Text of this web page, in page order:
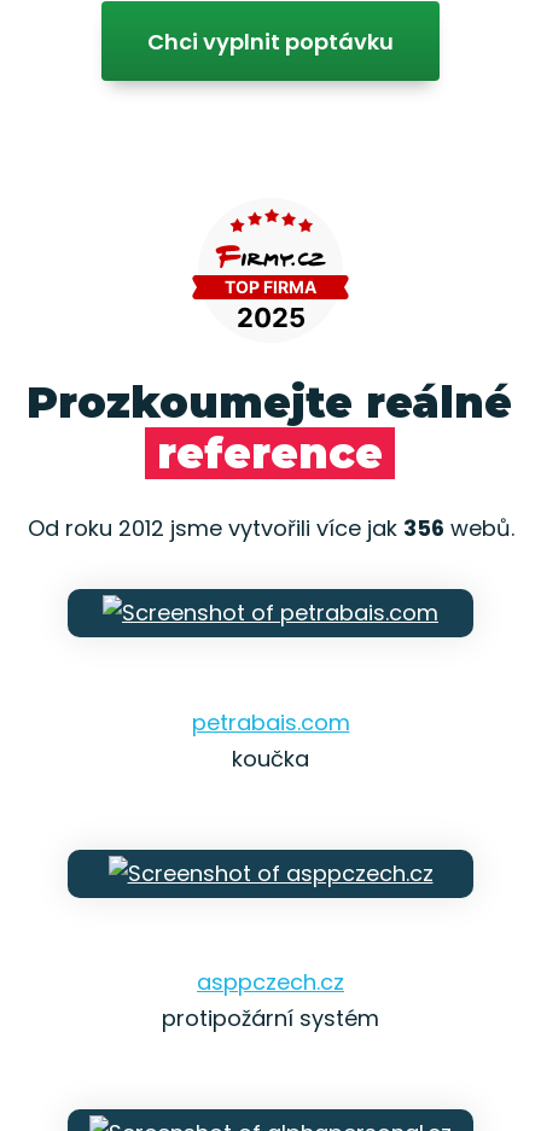
Chci vyplnit poptávku
Prozkoumejte reálné
reference
Od roku 2012 jsme vytvořili více jak 356 webů.
petrabais.com
koučka
asppczech.cz
protipožární systém